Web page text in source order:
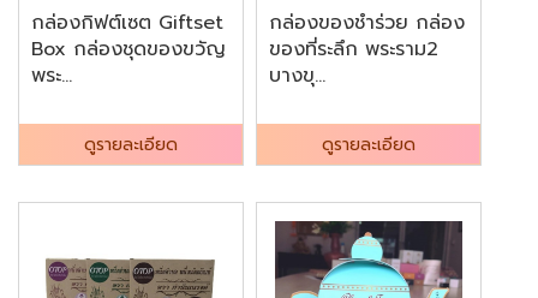
กล่องกิฟต์เซต Giftset
Box กล่องชุดของขวัญ
พระ...
ดูรายละเอียด
กล่องของชำร่วย กล่อง
ของที่ระลึก พระราม2
บางขุ...
ดูรายละเอียด